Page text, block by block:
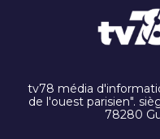
tv78 média
de l'ouest parisien".
78280